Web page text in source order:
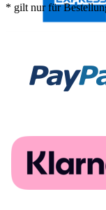
* gilt nur für